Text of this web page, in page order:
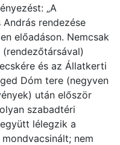
„A
András rendezése
előadáson. Nemcsak
és az Állatkerti
Dóm tere (negyven
után először
szabadtéri
lélegzik a
nem